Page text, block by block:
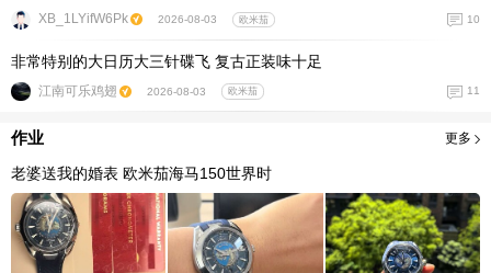
XB_1LYifW6Pk 2026-08-03 欧米茄 10
非常特别的大日历大三针碟飞 复古正装味十足
江南可乐鸡翅 2026-08-03 欧米茄 11
作业 更多
老婆送我的婚表 欧米茄海马150世界时